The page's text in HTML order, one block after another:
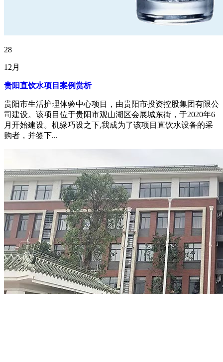
28
12月
贵阳直饮水项目案例赏析
贵阳市生活护理体验中心项目，由贵阳市投资控股集团有限公
司建设。该项目位于贵阳市观山湖区会展城东街，于2020年6
月开始建设。机缘巧设之下,我成为了该项目直饮水设备的采
购者，并签下...